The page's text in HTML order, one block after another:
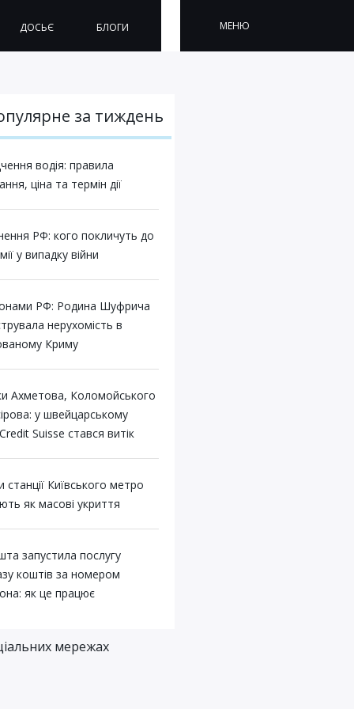
МЕНЮ
ДОСЬЄ БЛОГИ
за тиждень
водія: правила
ціна та термін дії
РФ: кого покличуть до
у випадку війни
РФ: Родина Шуфрича
нерухомість в
Криму
Ахметова, Коломойського
у швейцарському
Suisse стався витік
станції Київського метро
як масові укриття
запустила послугу
коштів за номером
як це працює
мережах